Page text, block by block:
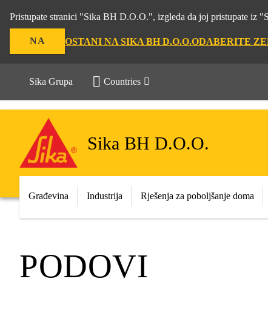
Pristupate stranici "Sika BH D.O.O.", izgleda da joj pristupate iz
NA OSTANI NA SIKA BH D.O.O.ODABERITE
Sika Grupa Countries
Sika BH D.O.O.
Građevina Industrija Rješenja za poboljšanje doma
PODOVI